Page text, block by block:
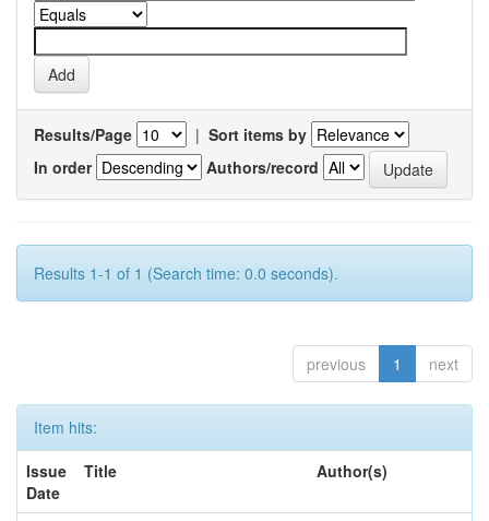
Results/Page | Sort items by
In order
Authors/record
Results 1-1 of 1 (Search time: 0.0 seconds).
previous 1 next
Item hits:
Issue
Date
Title Author(s)